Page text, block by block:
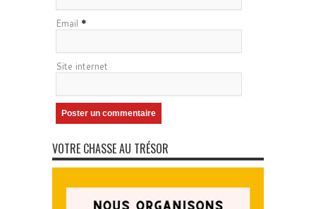
Email *
Site internet
VOTRE CHASSE AU TRÉSOR